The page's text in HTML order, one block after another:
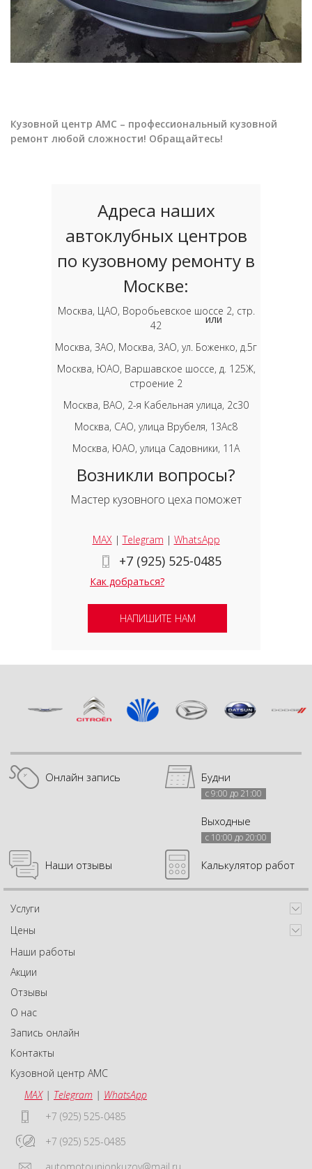
Кузовной центр АМС – профессиональный кузовной
ремонт любой сложности! Обращайтесь!
Адреса наших
автоклубных центров
по кузовному ремонту в
Москве:
Москва, ЦАО, Воробьевское шоссе 2, стр.
42
Москва, ЗАО, Москва, ЗАО, ул. Боженко, д.5г
Москва, ЮАО, Варшавское шоссе, д. 125Ж,
строение 2
Москва, ВАО, 2-я Кабельная улица, 2с30
Москва, САО, улица Врубеля, 13Ас8
Москва, ЮАО, улица Садовники, 11А
Возникли вопросы?
Мастер кузовного цеха поможет
MAX|Telegram | WhatsApp
+7 (925) 525-0485
Как добраться?
или
НАПИШИТЕ НАМ
Онлайн запись Будни
с 9:00 до 21:00
Выходные
с 10:00 до 20:00
Наши отзывы Калькулятор работ
Услуги
Цены
Наши работы
Акции
Отзывы
О нас
Запись онлайн
Контакты
Кузовной центр АМС
MAX| Telegram | WhatsApp
+7 (925) 525-0485
+7 (925) 525-0485